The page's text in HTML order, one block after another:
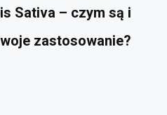
Sativa – czym są i
zastosowanie?